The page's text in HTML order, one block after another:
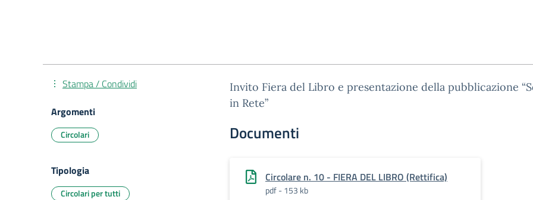
Invito Fiera del Libro e presentazione della pubblicazione
in Rete”
Documenti
Circolare n. 10 - FIERA DEL LIBRO (Rettifica)
pdf - 153 kb
Stampa / Condividi
Argomenti
Circolari
Tipologia
Circolari per tutti